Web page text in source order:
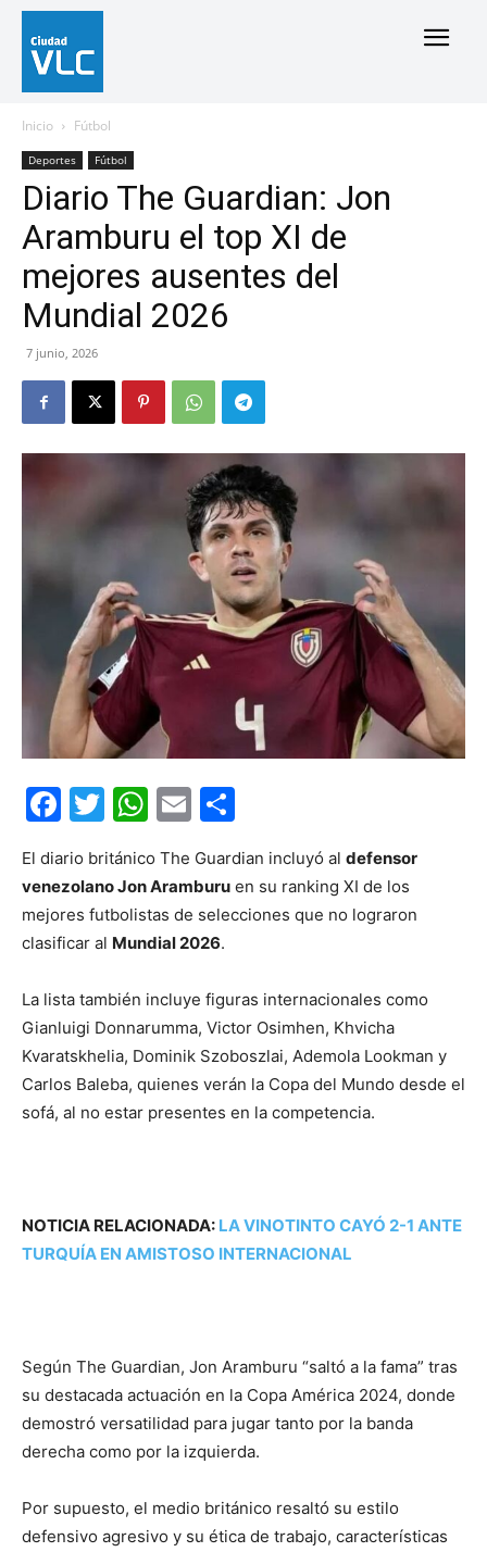
Inicio Fútbol
Deportes Fútbol
Diario The Guardian: Jon
Aramburu el top XI de
mejores ausentes del
Mundial 2026
7 junio, 2026
Facebook
Twitter
WhatsApp
Email
El diario británico The Guardian incluyó al defensor
venezolano Jon Aramburu en su ranking XI de los
mejores futbolistas de selecciones que no lograron
clasificar al Mundial 2026.
La lista también incluye figuras internacionales como
Gianluigi Donnarumma, Victor Osimhen, Khvicha
Kvaratskhelia, Dominik Szoboszlai, Ademola Lookman y
Carlos Baleba, quienes verán la Copa del Mundo desde el
sofá, al no estar presentes en la competencia.
NOTICIA RELACIONADA: LA VINOTINTO CAYÓ 2-1 ANTE
TURQUÍA EN AMISTOSO INTERNACIONAL
Según The Guardian, Jon Aramburu “saltó a la fama” tras
su destacada actuación en la Copa América 2024, donde
demostró versatilidad para jugar tanto por la banda
derecha como por la izquierda.
Por supuesto, el medio británico resaltó su estilo
defensivo agresivo y su ética de trabajo, características